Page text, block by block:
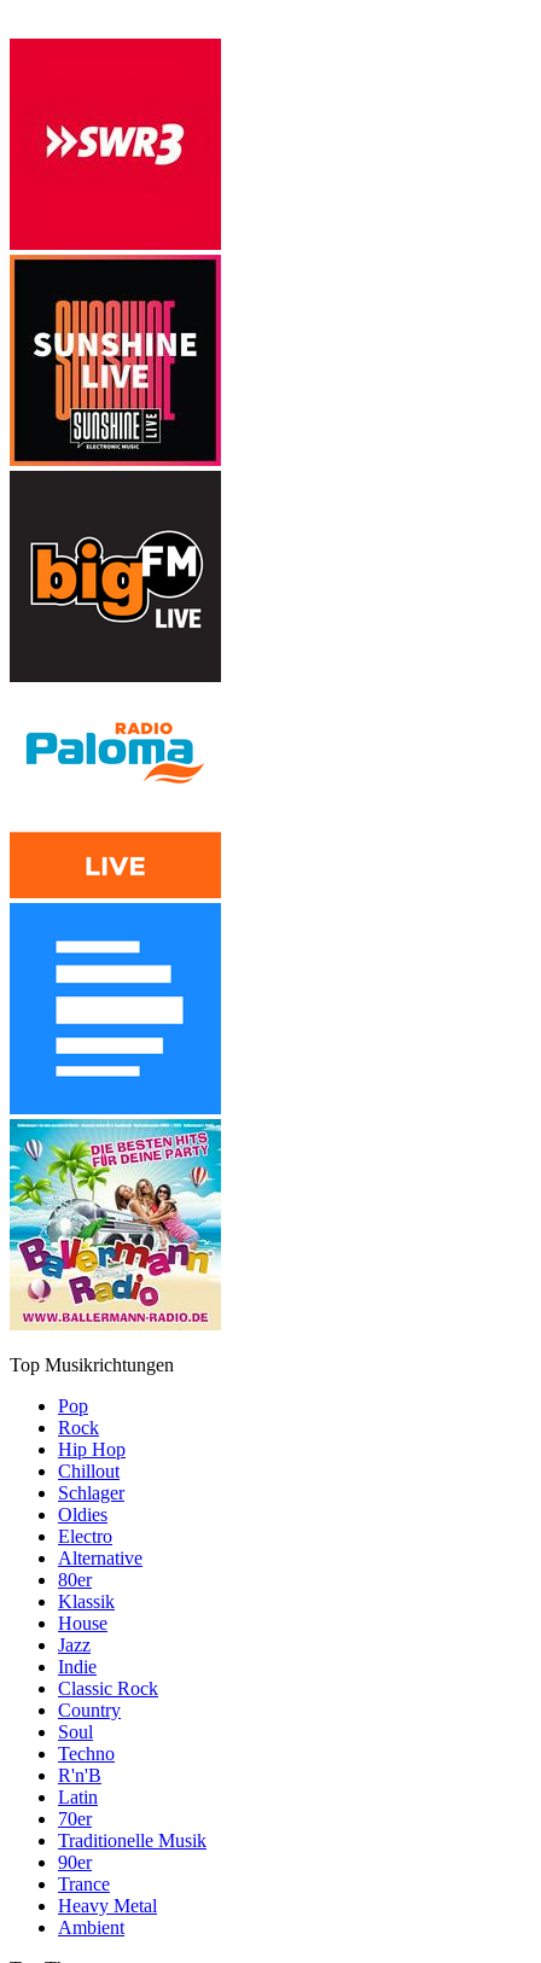
Top Musikrichtungen
Pop
Rock
Hip Hop
Chillout
Schlager
Oldies
Electro
Alternative
80er
Klassik
House
Jazz
Indie
Classic Rock
Country
Soul
Techno
R'n'B
Latin
70er
Traditionelle Musik
90er
Trance
Heavy Metal
Ambient